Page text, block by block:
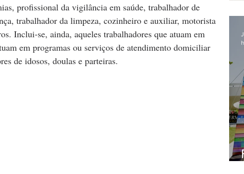
profissional da vigilância em saúde, trabalhador de
trabalhador da limpeza, cozinheiro e auxiliar, motorista
Inclui-se, ainda, aqueles trabalhadores que atuam em
em programas ou serviços de atendimento domiciliar
de idosos, doulas e parteiras.